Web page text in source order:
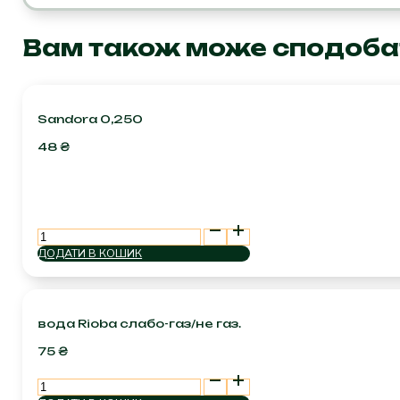
Вам також може
Sandora 0,250
48₴
Sandora
0,250
кількість
ДОДАТИ В КОШИК
вода Rioba слабо-газ/не газ.
75₴
вода
Rioba